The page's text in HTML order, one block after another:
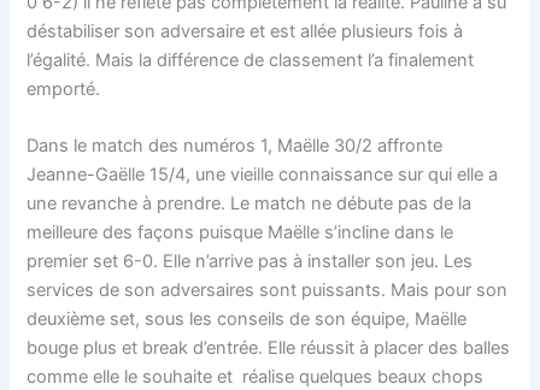
déstabiliser son adversaire et est allée plusieurs fois à
l’égalité. Mais la différence de classement l’a finalement
emporté.
Dans le match des numéros 1, Maëlle 30/2 affronte
Jeanne-Gaëlle 15/4, une vieille connaissance sur qui elle a
une revanche à prendre. Le match ne débute pas de la
meilleure des façons puisque Maëlle s’incline dans le
premier set 6-0. Elle n’arrive pas à installer son jeu. Les
services de son adversaires sont puissants. Mais pour son
deuxième set, sous les conseils de son équipe, Maëlle
bouge plus et break d’entrée. Elle réussit à placer des balles
comme elle le souhaite et réalise quelques beaux chops